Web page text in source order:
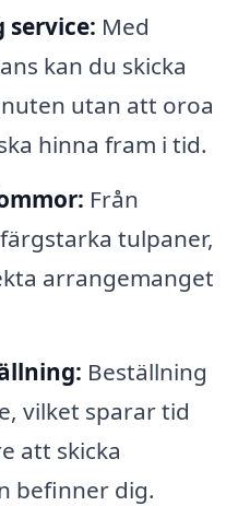
service: Med
kan du skicka
utan att oroa
hinna fram i tid.
Från
tulpaner,
arrangemanget
Beställning
vilket sparar tid
att skicka
befinner dig.